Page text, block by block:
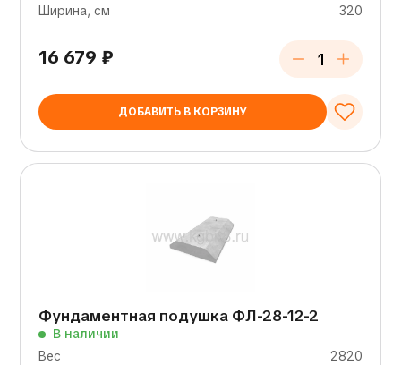
Ширина, см
320
16 679 ₽
ДОБАВИТЬ В КОРЗИНУ
Фундаментная подушка ФЛ-28-12-2
В наличии
Вес
2820